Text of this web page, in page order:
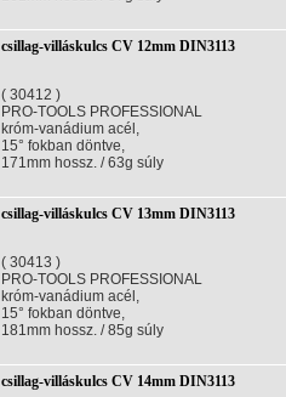
csillag-villáskulcs CV 12mm DIN3113
( 30412 )
PRO-TOOLS PROFESSIONAL
króm-vanádium acél,
15° fokban döntve,
171mm hossz. / 63g súly
csillag-villáskulcs CV 13mm DIN3113
( 30413 )
PRO-TOOLS PROFESSIONAL
króm-vanádium acél,
15° fokban döntve,
181mm hossz. / 85g súly
csillag-villáskulcs CV 14mm DIN3113